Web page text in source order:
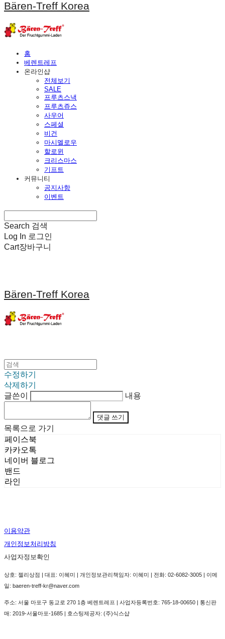
Bären-Treff Korea
홈
베렌트레프
온라인샵
전체보기
SALE
프루츠스낵
프루츠쥬스
사우어
스페셜
비건
마시멜로우
할로윈
크리스마스
기프트
커뮤니티
공지사항
이벤트
Search 검색
Log In 로그인
Cart장바구니
Bären-Treff Korea
수정하기
삭제하기
글쓴이
내용
댓글 쓰기
목록으로 가기
페이스북
카카오톡
네이버 블로그
밴드
라인
이용약관
개인정보처리방침
사업자정보확인
상호: 젤리상점 | 대표: 이혜미 | 개인정보관리책임자: 이혜미 | 전화: 02-6082-3005 | 이메
일: baeren-treff-kr@naver.com
주소: 서울 마포구 동교로 270 1층 베렌트레프 | 사업자등록번호: 765-18-00650 | 통신판
매: 2019-서울마포-1685 | 호스팅제공자: (주)식스샵